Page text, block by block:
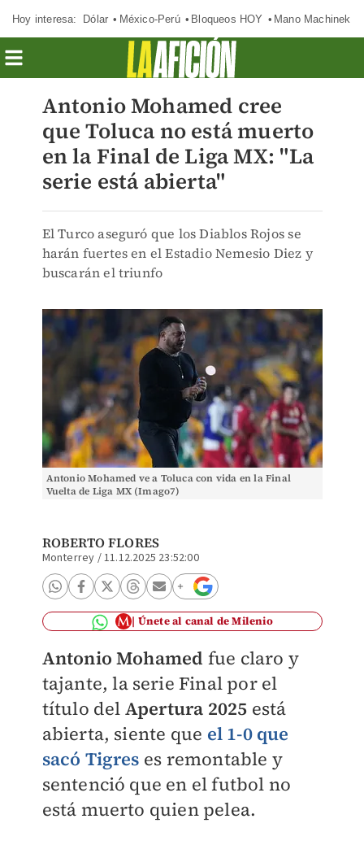
Hoy interesa: Dólar México-Perú Bloqueos HOY Mano Machinek
Antonio Mohamed cree
que Toluca no está muerto
en la Final de Liga MX: "La
serie está abierta"
El Turco aseguró que los Diablos Rojos se
harán fuertes en el Estadio Nemesio Diez y
buscarán el triunfo
Antonio Mohamed ve a Toluca con vida en la Final
Vuelta de Liga MX (Imago7)
ROBERTO FLORES
Monterrey /11.12.2025 23:52:00
Únete al canal de Milenio
Antonio Mohamed fue claro y
tajante, la serie Final por el
título del Apertura 2025 está
abierta, siente que el 1-0 que
sacó Tigres es remontable y
sentenció que en el futbol no
está muerto quien pelea.